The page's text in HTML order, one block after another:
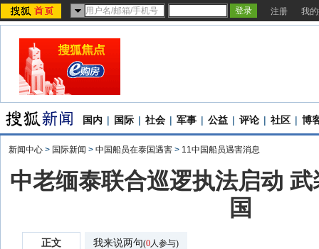
注册 我
国内 | 国际 | 社会 | 军事 | 公益 | 评论 | 社区 | 博
新闻中心 > 国际新闻 > 中国船员在泰国遇害 > 11中国船员遇害消息
中老缅泰联合巡逻执法启动
国
正文 我来说两句(0人参与)